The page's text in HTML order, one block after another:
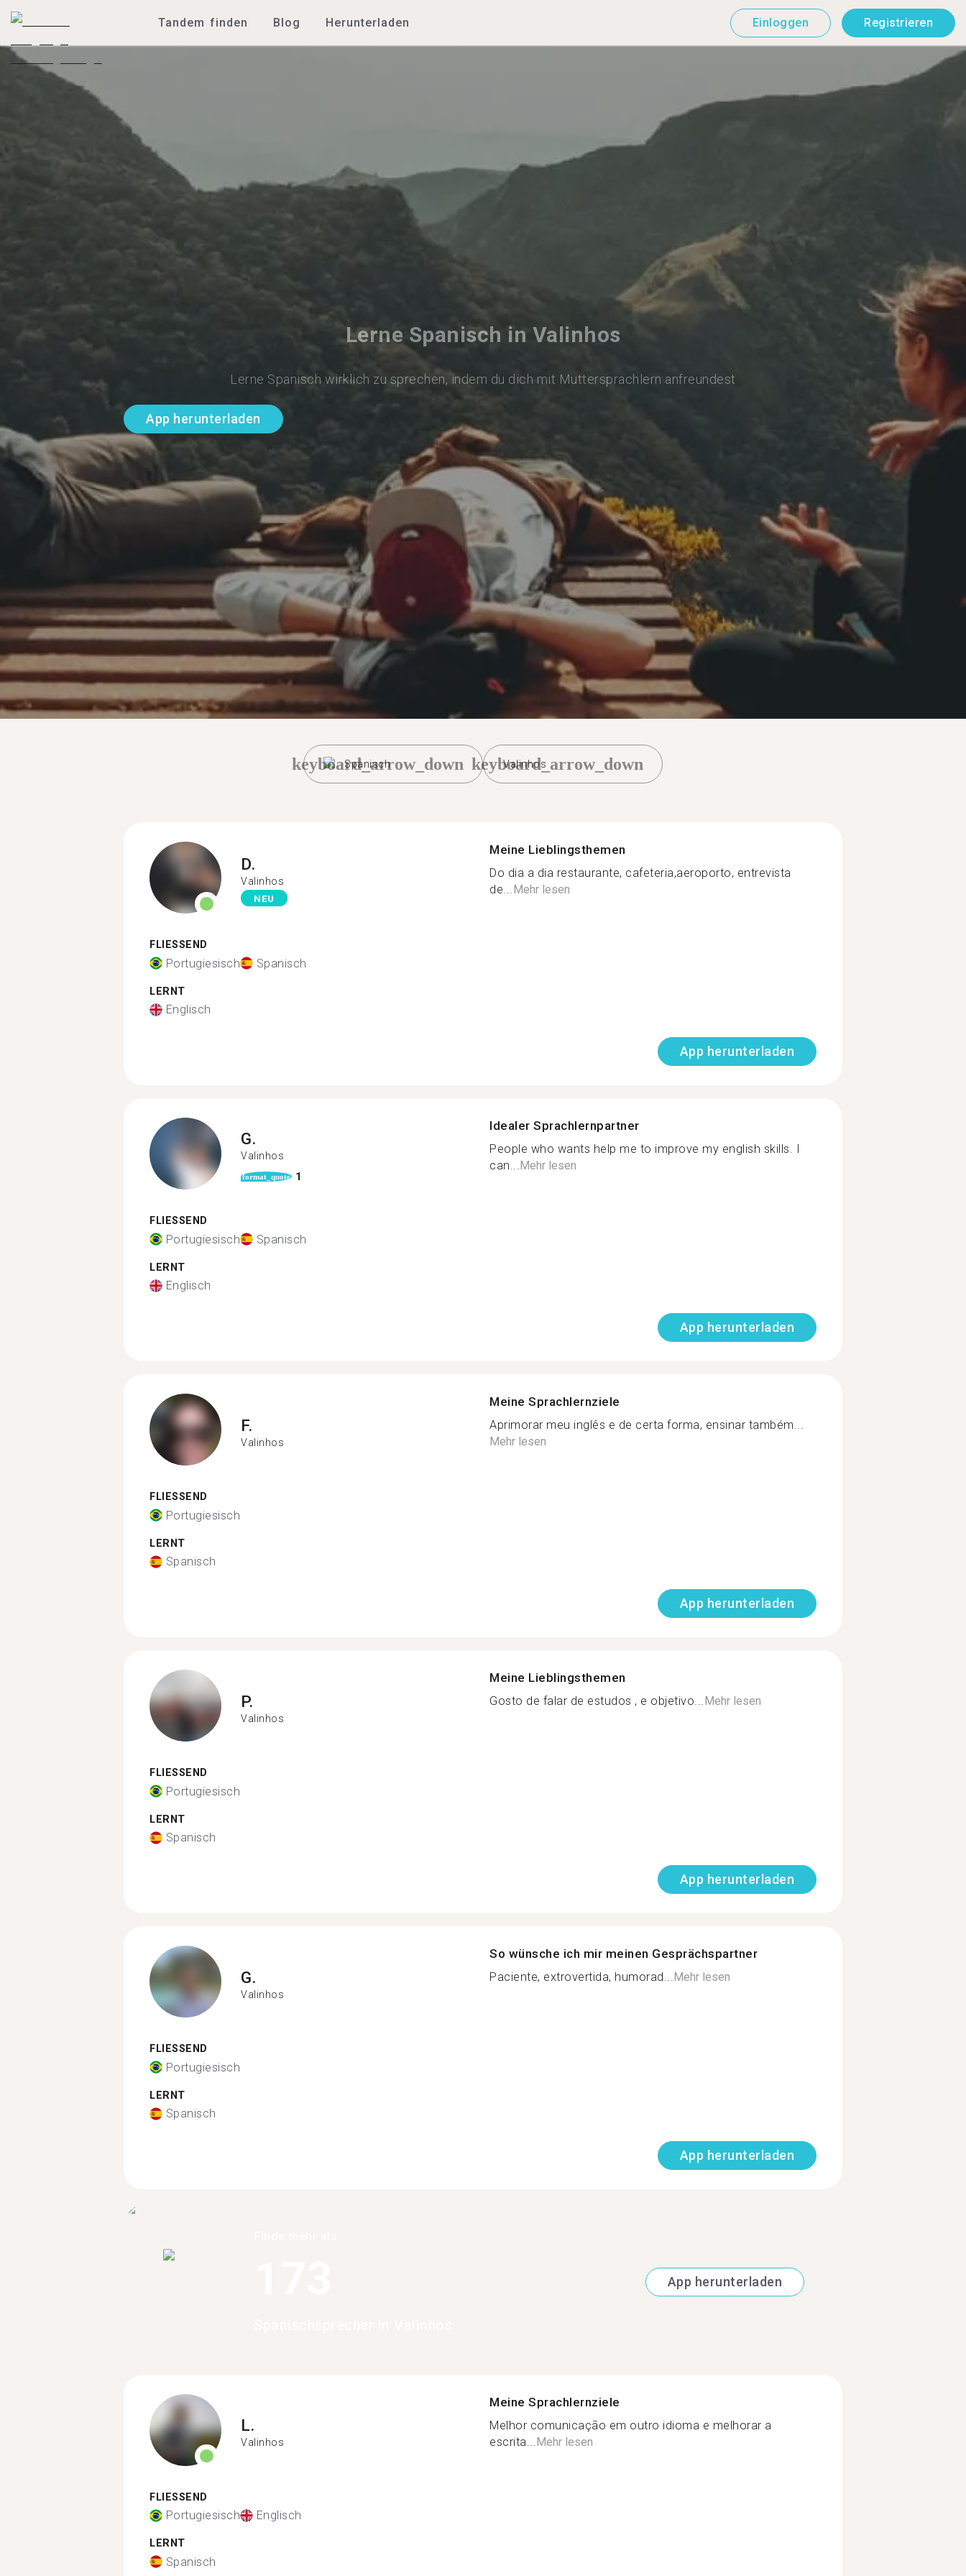
Tandem finden Blog Herunterladen Einloggen Registrieren
Lerne Spanisch in Valinhos
Lerne Spanisch wirklich zu sprechen, indem du dich mit Muttersprachlern anfreundest
App herunterladen
Spanisch
keyboard_arrow_down Valinhos
keyboard_arrow_down
D.
Valinhos
NEU
FLIESSEND
Portugiesisch Spanisch
LERNT
Englisch
Meine Lieblingsthemen
Do dia a dia restaurante, cafeteria,aeroporto, entrevista
de...Mehr lesen
App herunterladen
G.
Valinhos
format_quote 1
FLIESSEND
Portugiesisch Spanisch
LERNT
Englisch
Idealer Sprachlernpartner
People who wants help me to improve my english skills. I
can...Mehr lesen
App herunterladen
F.
Valinhos
FLIESSEND
Portugiesisch
LERNT
Spanisch
Meine Sprachlernziele
Aprimorar meu inglês e de certa forma, ensinar também...
Mehr lesen
App herunterladen
P.
Valinhos
FLIESSEND
Portugiesisch
LERNT
Spanisch
Meine Lieblingsthemen
Gosto de falar de estudos , e objetivo...Mehr lesen
App herunterladen
G.
Valinhos
FLIESSEND
Portugiesisch
LERNT
Spanisch
So wünsche ich mir meinen Gesprächspartner
Paciente, extrovertida, humorad...Mehr lesen
App herunterladen
App herunterladen
L.
Valinhos
FLIESSEND
Portugiesisch Englisch
LERNT
Spanisch
Meine Sprachlernziele
Melhor comunicação em outro idioma e melhorar a
escrita... Mehr lesen